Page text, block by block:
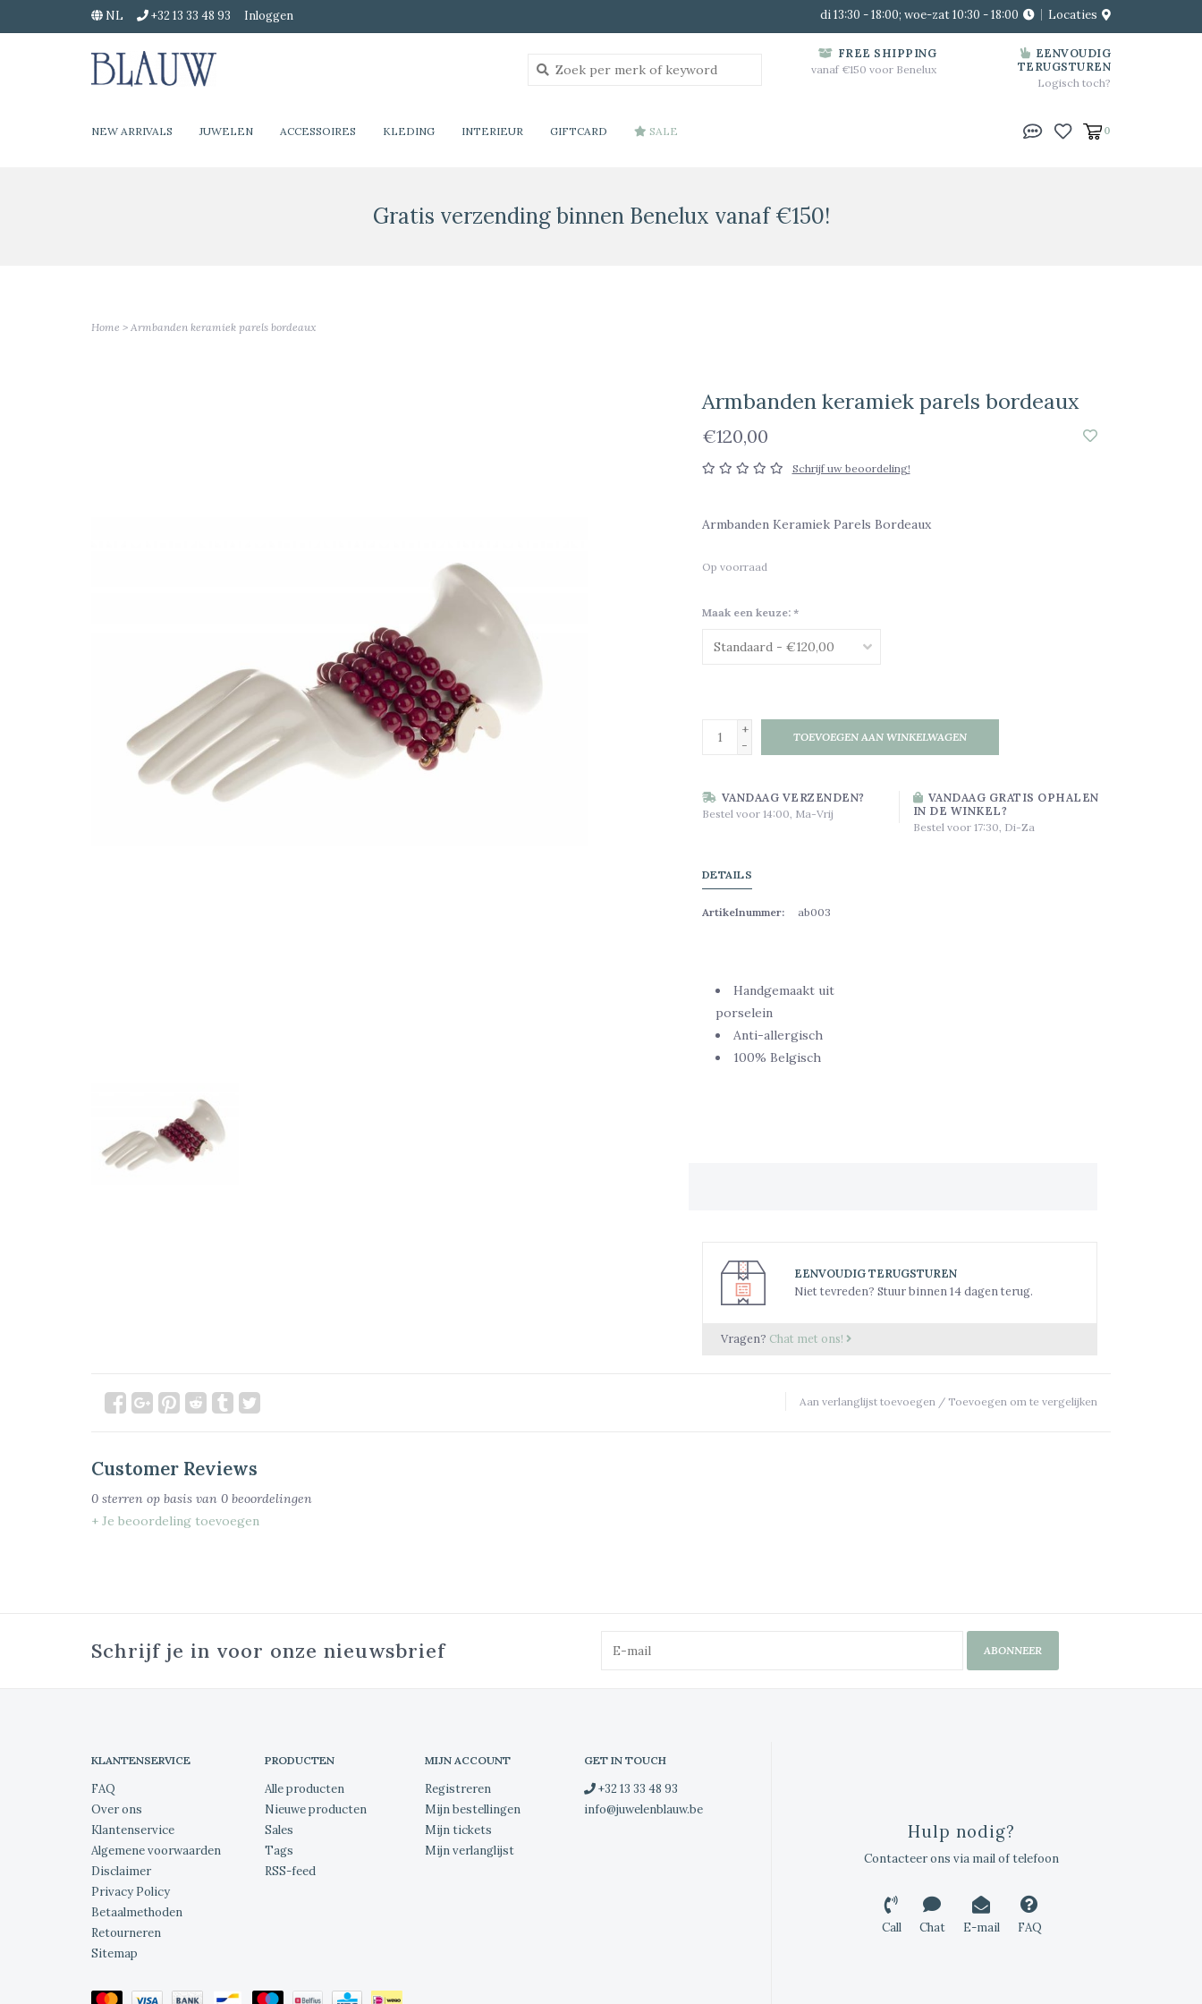
NL +32 13 33 48 93 Inloggen di 13:30 - 18:00; woe-zat 10:30 - 18:00 Locaties
FREE SHIPPING
vanaf €150 voor Benelux
EENVOUDIG
TERUGSTUREN
Logisch toch?
NEW ARRIVALS JUWELEN ACCESSOIRES KLEDING INTERIEUR GIFTCARD SALE 0
Gratis verzending binnen Benelux vanaf €150!
Home > Armbanden keramiek parels bordeaux
Armbanden keramiek parels bordeaux
€120,00
Schrijf uw beoordeling!
Armbanden Keramiek Parels Bordeaux
Op voorraad
Maak een keuze: *
+
-
TOEVOEGEN AAN WINKELWAGEN
VANDAAG VERZENDEN?
Bestel voor 14:00, Ma-Vrij
VANDAAG GRATIS OPHALEN
IN DE WINKEL?
Bestel voor 17:30, Di-Za
DETAILS
Artikelnummer: ab003
Handgemaakt uit
porselein
Anti-allergisch
100% Belgisch
EENVOUDIG TERUGSTUREN
Niet tevreden? Stuur binnen 14 dagen terug.
Vragen? Chat met ons!
Aan verlanglijst toevoegen / Toevoegen om te vergelijken
Customer Reviews
0 sterren op basis van 0 beoordelingen
+ Je beoordeling toevoegen
Schrijf je in voor onze nieuwsbrief ABONNEER
KLANTENSERVICE
FAQ
Over ons
Klantenservice
Algemene voorwaarden
Disclaimer
Privacy Policy
Betaalmethoden
Retourneren
Sitemap
PRODUCTEN
Alle producten
Nieuwe producten
Sales
Tags
RSS-feed
MIJN ACCOUNT
Registreren
Mijn bestellingen
Mijn tickets
Mijn verlanglijst
GET IN TOUCH
+32 13 33 48 93
info@juwelenblauw.be
Hulp nodig?
Contacteer ons via mail of telefoon
Call Chat E-mail FAQ